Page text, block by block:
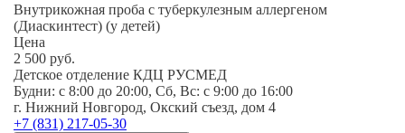
Внутрикожная проба с туберкулезным аллергеном
(Диаскинтест) (у детей)
Цена
2 500 руб.
Детское отделение КДЦ РУСМЕД
Будни: c 8:00 до 20:00, Сб, Вс: c 9:00 до 16:00
г. Нижний Новгород, Окский съезд, дом 4
+7 (831) 217-05-30